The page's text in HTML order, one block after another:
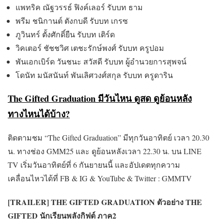
แพทริค ณัฐวรรธ์ ฟิงค์เลอร์ รับบท ธาม
พรีม ชนิกานต์ ตังกบดี รับบท เกรซ
ภูวินทร์ ตั้งศักดิ์ยืน รับบท เติร์ด
วิคเตอร์ ชัชชวิศ เตชะรักษ์พงศ์ รับบท ครูปอม
พันเอกเบิร์ด วันชนะ สวัสดี รับบท ผู้อำนวยการสุพจน์
โดนัท มนัสนันท์ พันเลิศวงศ์สกุล รับบท ครูดาริน
The Gifted Graduation มีวันไหน ดูสด ดูย้อนหลัง
ทางไหนได้บ้าง?
ติดตามชม “The Gifted Graduation” มีทุกวันอาทิตย์ เวลา 20.30
น. ทางช่อง GMM25 และ ดูย้อนหลังเวลา 22.30 น. บน LINE
TV เริ่มวันอาทิตย์ที่ 6 กันยายนนี้ และอัปเดตทุกความ
เคลื่อนไหวได้ที่ FB & IG & YouTube & Twitter : GMMTV
[TRAILER] THE GIFTED GRADUATION ตัวอย่าง THE
GIFTED นักเรียนพลังกิฟต์ ภาค2